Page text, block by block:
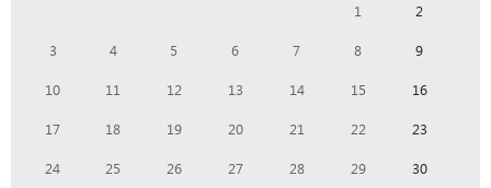
1 2
3 4 5 6 7 8 9
10 11 12 13 14 15 16
17 18 19 20 21 22 23
24 25 26 27 28 29 30